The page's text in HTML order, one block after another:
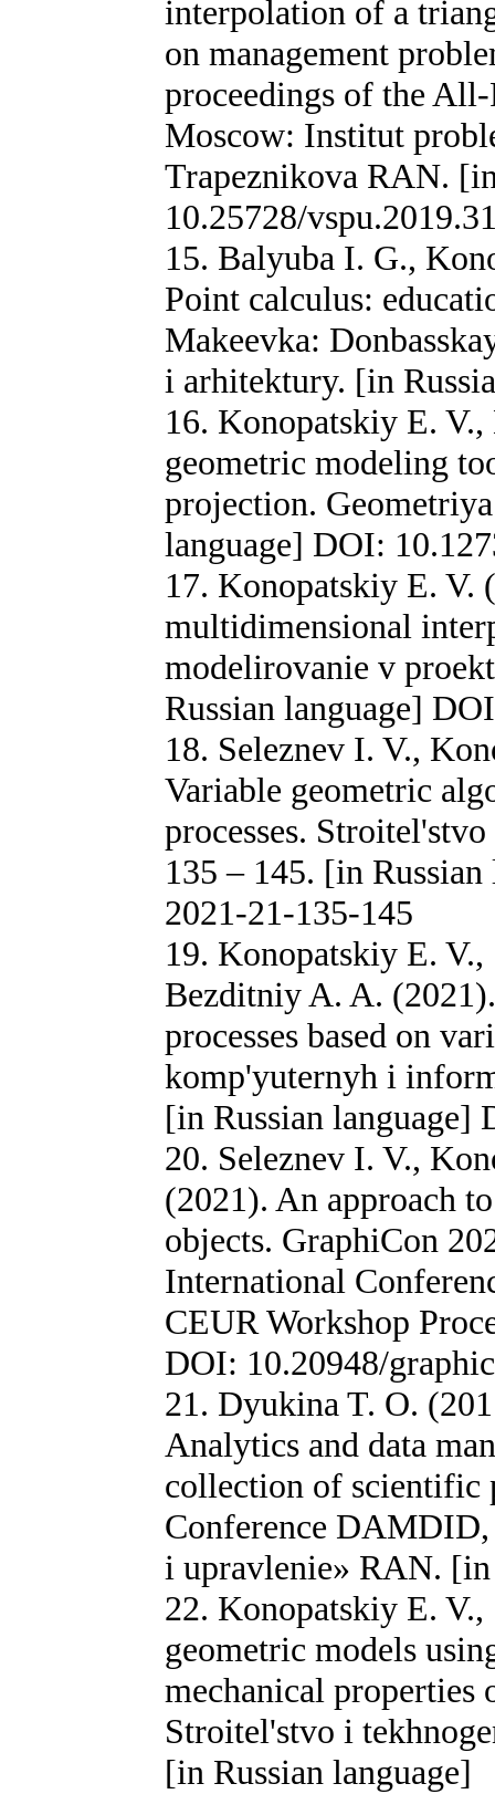
interpolation of a
on management
proceedings of the
Moscow: Institut
Trapeznikova RAN.
10.25728/
15. Balyuba I. G.,
Point calculus:
Makeevka:
i arhitektury. [in
16. Konopatskiy E.
geometric modeling
projection.
language] DOI:
17. Konopatskiy E. V.
multidimensional
modelirovanie v
Russian language]
18. Seleznev I. V.,
Variable geometric
processes.
135 – 145. [in
2021-21-135-145
19. Konopatskiy E.
Bezditniy A. A.
processes based on
komp'yuternyh i
[in Russian language]
20. Seleznev I. V.,
(2021). An approach
objects. GraphiCon
International
CEUR Workshop
DOI: 10.20948/
21. Dyukina T. O.
Analytics and data
collection of scientific
Conference
i upravlenie» RAN. [in
22. Konopatskiy E.
geometric models
mechanical
Stroitel'stvo i
[in Russian language]